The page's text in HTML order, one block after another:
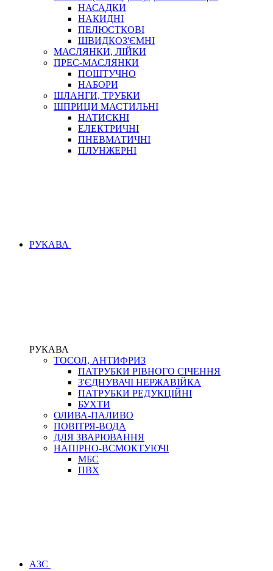
НАСАДКИ
НАКИДНІ
ПЕЛЮСТКОВІ
ШВИДКОЗ'ЄМНІ
МАСЛЯНКИ, ЛІЙКИ
ПРЕС-МАСЛЯНКИ
ПОШТУЧНО
НАБОРИ
ШЛАНГИ, ТРУБКИ
ШПРИЦИ МАСТИЛЬНІ
НАТИСКНІ
ЕЛЕКТРИЧНІ
ПНЕВМАТИЧНІ
ПЛУНЖЕРНІ
РУКАВА
РУКАВА
ТОСОЛ, АНТИФРИЗ
ПАТРУБКИ РІВНОГО СІЧЕННЯ
З'ЄДНУВАЧІ НЕРЖАВІЙКА
ПАТРУБКИ РЕДУКЦІЙНІ
БУХТИ
ОЛИВА-ПАЛИВО
ПОВІТРЯ-ВОДА
ДЛЯ ЗВАРЮВАННЯ
НАПІРНО-ВСМОКТУЮЧІ
МБС
ПВХ
АЗС